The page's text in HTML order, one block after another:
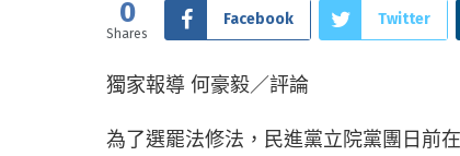
0
Shares
Facebook Twitter
獨家報導 何豪毅／評論
為了選罷法修法，民進黨立院黨團日前